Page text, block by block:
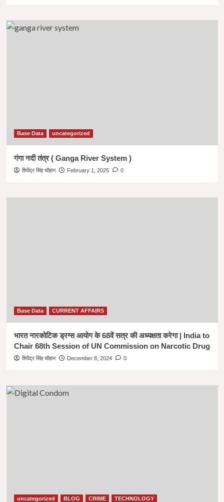
Base Data uncategorized
गंगा नदी तंत्र ( Ganga River System )
शिवेंद्र सिंह चौहान February 1, 2025 0
Base Data CURRENT AFFAIRS
भारत नारकोटिक ड्रग्स आयोग के 68वें सत्र की अध्यक्षता करेगा | India to
Chair 68th Session of UN Commission on Narcotic Drug
शिवेंद्र सिंह चौहान December 8, 2024 0
uncategorized BLOG CRIME TECHNOLOGY